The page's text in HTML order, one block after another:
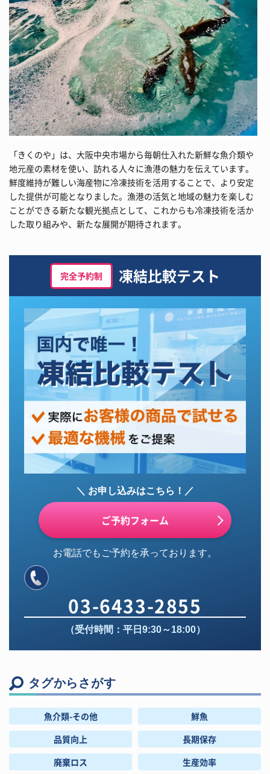
「きくのや」は、大阪中央市場から毎朝仕入れた新鮮な魚介類や
地元産の素材を使い、訪れる人々に漁港の魅力を伝えています。
鮮度維持が難しい海産物に冷凍技術を活用することで、より安定
した提供が可能となりました。漁港の活気と地域の魅力を楽しむ
ことができる新たな観光拠点として、これからも冷凍技術を活か
した取り組みや、新たな展開が期待されます。
完全予約制 凍結比較テスト
＼ お申し込みはこちら！／
ご予約フォーム
お電話でもご予約を承っております。
03-6433-2855
（受付時間：平日9:30～18:00）
タグからさがす
魚介類-その他
鮮魚
品質向上
長期保存
廃棄ロス
生産効率